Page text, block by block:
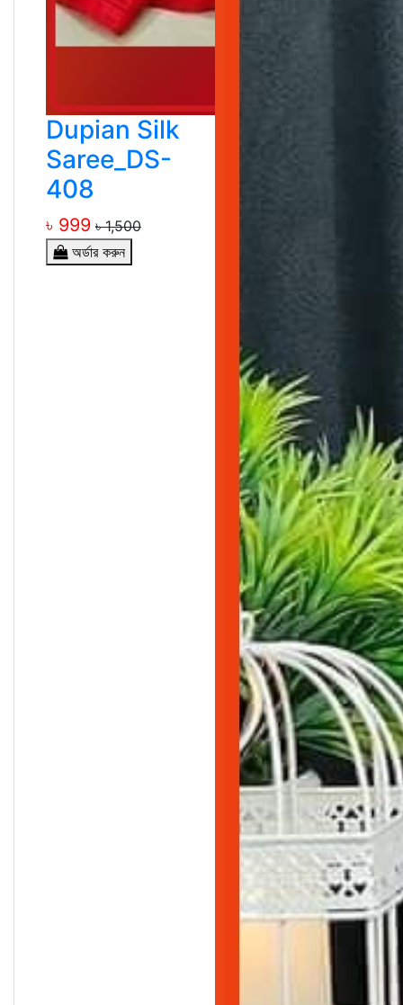
Dupian Silk
Saree_DS-
408
৳ 999 ৳ 1,500
অর্ডার করুন